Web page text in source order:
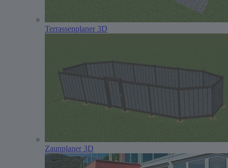
Terrassenplaner 3D
Zaunplaner 3D